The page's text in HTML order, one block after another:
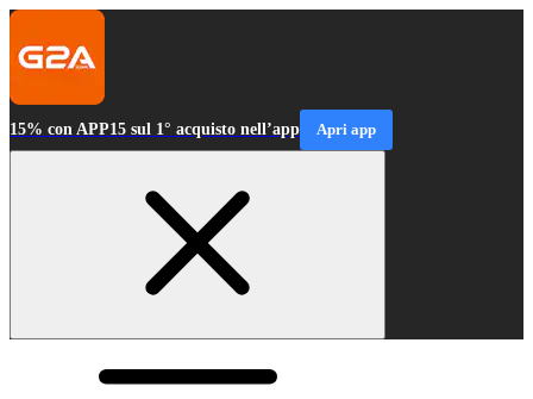
15% con APP15 sul 1° acquisto nell’app Apri app